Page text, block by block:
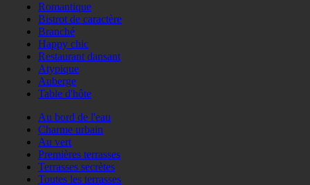
Romantique
Bistrot de caractère
Branché
Happy chic
Restaurant dansant
Atypique
Auberge
Table d'hôte
Au bord de l'eau
Charme urbain
Au vert
Premières terrasses
Terrasses secrètes
Toutes les terrasses